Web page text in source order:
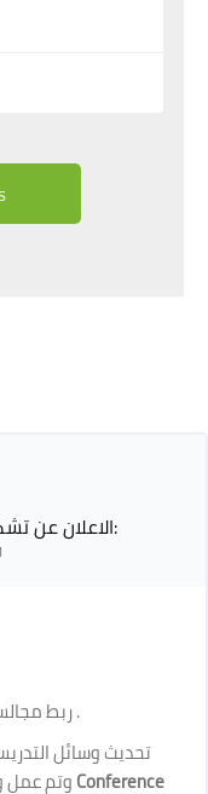
الاعلان عن تشكيل وحدة تكنولوجيا المعلومات بالكلية:
ربط.
تحديث وسائل
وتمConference